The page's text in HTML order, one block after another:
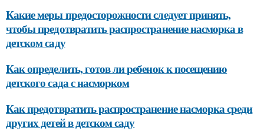
Какие меры предосторожности следует принять,
чтобы предотвратить распространение насморка в
детском саду
Как определить, готов ли ребенок к посещению
детского сада с насморком
Как предотвратить распространение насморка среди
других детей в детском саду